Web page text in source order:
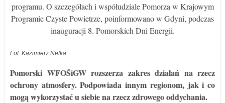
programu. O szczegółach i współudziale Pomorza w Krajowym
Programie Czyste Powietrze, poinformowano w Gdyni, podczas
inauguracji 8. Pomorskich Dni Energii.
Fot. Kazimierz Netka.
Pomorski WFOŚiGW rozszerza zakres działań na rzecz
ochrony atmosfery. Podpowiada innym regionom, jak i co
mogą wykorzystać u siebie na rzecz zdrowego oddychania.